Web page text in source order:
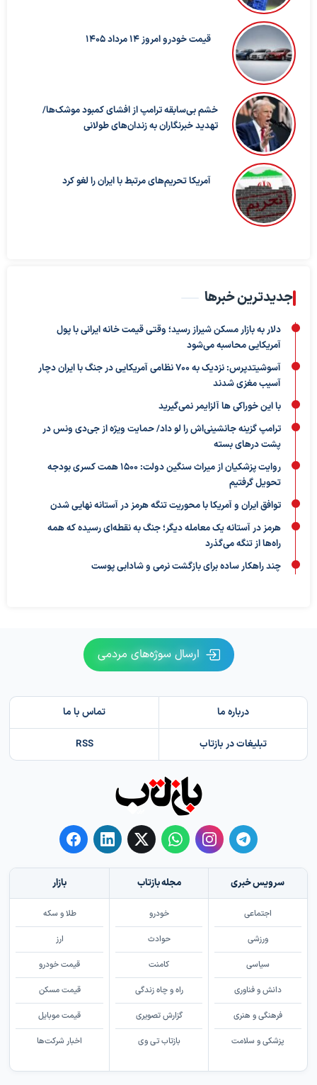
قیمت خودرو امروز 14 مرداد 1405
خشم بی‌سابقه ترامپ از افشای کمبود موشک‌ها/
تهدید خبرنگاران به زندان‌های طولانی
آمریکا تحریم‌های مرتبط با ایران را لغو کرد
جدیدترین خبرها
دلار به بازار مسکن شیراز رسید؛ وقتی قیمت خانه ایرانی با پول
آمریکایی محاسبه می‌شود
آسوشیتدپرس: نزدیک به ۷۰۰ نظامی آمریکایی در جنگ با ایران دچار
آسیب مغزی شدند
با این خوراکی ها آلزایمر نمی‌گیرید
ترامپ گزینه جانشینی‌اش را لو داد/ حمایت ویژه از جی‌دی ونس در
پشت درهای بسته
روایت پزشکیان از میراث سنگین دولت: ۱۵۰۰ همت کسری بودجه
تحویل گرفتیم
توافق ایران و آمریکا با محوریت تنگه هرمز در آستانه نهایی شدن
هرمز در آستانه یک معامله دیگر؛ جنگ به نقطه‌ای رسیده که همه
راه‌ها از تنگه می‌گذرد
چند راهکار ساده برای بازگشت نرمی و شادابی پوست
ارسال سوژه‌های مردمی
درباره ما تماس با ما
تبلیغات در بازتاب RSS
سرویس خبری
اجتماعی
ورزشی
سیاسی
دانش و فناوری
فرهنگی و هنری
پزشکی و سلامت
مجله بازتاب
خودرو
حوادث
کامنت
راه و چاه زندگی
گزارش تصویری
بازتاب تی وی
بازار
طلا و سکه
ارز
قیمت خودرو
قیمت مسکن
قیمت موبایل
اخبار شرکت‌ها